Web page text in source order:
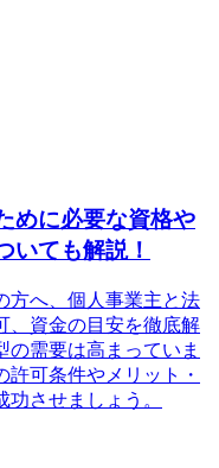
めに必要な資格や
いても解説！
方へ、個人事業主と法
、資金の目安を徹底解
の需要は高まっていま
可条件やメリット・
させましょう。